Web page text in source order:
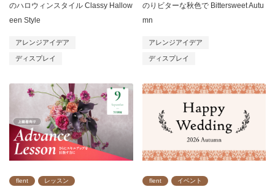
のハロウィンスタイル Classy Hallow
een Style
アレンジアイデア
ディスプレイ
のりビターな秋色で Bittersweet Autu
mn
アレンジアイデア
ディスプレイ
flent レッスン flent イベント